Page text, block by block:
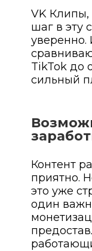
VK
шаг в эту
уверенно.
TikTok до
сильный
Контент
приятно.
это уже
один